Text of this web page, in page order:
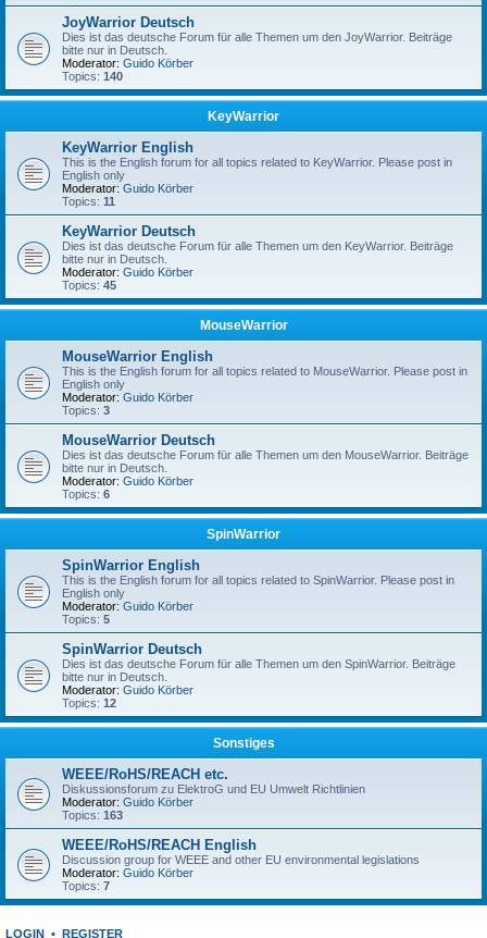
JoyWarrior Deutsch
Dies ist das deutsche Forum für alle Themen um den JoyWarrior. Beiträge
bitte nur in Deutsch.
Moderator: Guido Körber
Topics: 140
KeyWarrior
KeyWarrior English
This is the English forum for all topics related to KeyWarrior. Please post in
English only
Moderator: Guido Körber
Topics: 11
KeyWarrior Deutsch
Dies ist das deutsche Forum für alle Themen um den KeyWarrior. Beiträge
bitte nur in Deutsch.
Moderator: Guido Körber
Topics: 45
MouseWarrior
MouseWarrior English
This is the English forum for all topics related to MouseWarrior. Please post in
English only
Moderator: Guido Körber
Topics: 3
MouseWarrior Deutsch
Dies ist das deutsche Forum für alle Themen um den MouseWarrior. Beiträge
bitte nur in Deutsch.
Moderator: Guido Körber
Topics: 6
SpinWarrior
SpinWarrior English
This is the English forum for all topics related to SpinWarrior. Please post in
English only
Moderator: Guido Körber
Topics: 5
SpinWarrior Deutsch
Dies ist das deutsche Forum für alle Themen um den SpinWarrior. Beiträge
bitte nur in Deutsch.
Moderator: Guido Körber
Topics: 12
Sonstiges
WEEE/RoHS/REACH etc.
Diskussionsforum zu ElektroG und EU Umwelt Richtlinien
Moderator: Guido Körber
Topics: 163
WEEE/RoHS/REACH English
Discussion group for WEEE and other EU environmental legislations
Moderator: Guido Körber
Topics: 7
LOGIN • REGISTER